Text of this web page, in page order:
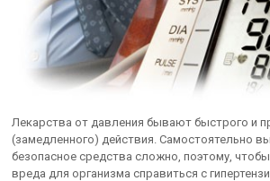
Лекарства от давления бывают быстрого и
(замедленного) действия. Самостоятельно
безопасное средства сложно, поэтому,
вреда для организма справиться с